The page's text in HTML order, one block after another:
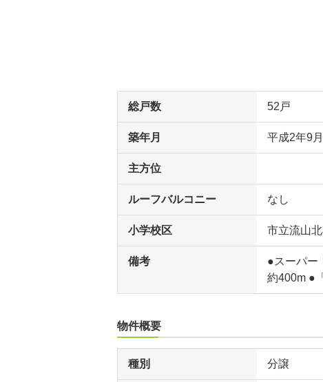
総戸数 52戸
築年月 平成2年9月
主方位
ルーフバルコニー なし
小学校区 市立流山
備考
●スーパー
約400m ●
物件概要
種別 分譲